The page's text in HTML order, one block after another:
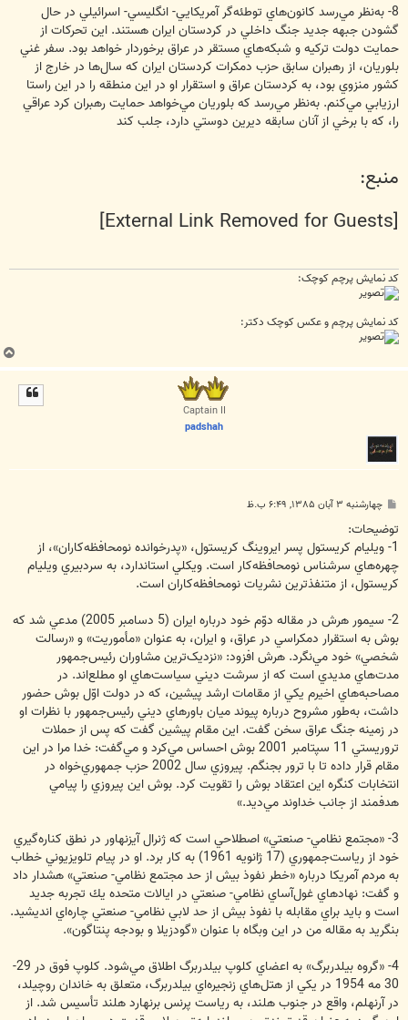
8- به‌نظر مي‌رسد کانون‌هاي توطئه‌گر آمريکايي- انگليسي- اسرائيلي در حال
گشودن جبهه جديد جنگ داخلي در کردستان ايران هستند. اين تحرکات از
حمايت دولت ترکيه و شبکه‌هاي مستقر در عراق برخوردار خواهد بود. سفر غني
بلوريان، از رهبران سابق حزب دمکرات کردستان ايران که سال‌ها در خارج از
کشور منزوي بود، به کردستان عراق و استقرار او در اين منطقه را در اين راستا
ارزيابي مي‌کنم. به‌نظر مي‌رسد که بلوريان مي‌خواهد حمايت رهبران کرد عراقي
را، که با برخي از آنان سابقه ديرين دوستي دارد، جلب کند
منبع:
کد نمایش پرچم کوچک:
کد نمایش پرچم و عکس کوچک دکتر:
ب
ا
Captain II
padshah
پ
ت
چهارشنبه ۳ آبان ۱۳۸۵, ۶:۴۹ ب.ظ
توضيحات:
1- ويليام کريستول پسر ايروينگ کريستول، «پدرخوانده نومحافظه‌کاران»، از
چهره‌هاي سرشناس نومحافظه‌کار است. ويکلي استاندارد، به سردبيري ويليام
کريستول، از متنفذترين نشريات نومحافظه‌کاران است.
2- سيمور هرش در مقاله دوّم خود درباره ايران (5 دسامبر 2005) مدعي شد که
بوش به استقرار دمکراسي در عراق، و ايران، به عنوان «مأموريت» و «رسالت
شخصي» خود مي‌نگرد. هرش افزود: «نزديک‌ترين مشاوران رئيس‌جمهور
مدت‌هاي مديدي است که از سرشت ديني سياست‌هاي او مطلع‌اند. در
مصاحبه‌هاي اخيرم يکي از مقامات ارشد پيشين، که در دولت اوّل بوش حضور
داشت، به‌طور مشروح درباره پيوند ميان باورهاي ديني رئيس‌جمهور با نظرات او
در زمينه جنگ عراق سخن گفت. اين مقام پيشين گفت که پس از حملات
تروريستي 11 سپتامبر 2001 بوش احساس مي‌کرد و مي‌گفت: خدا مرا در اين
مقام قرار داده تا با ترور بجنگم. پيروزي سال 2002 حزب جمهوري‌خواه در
انتخابات کنگره اين اعتقاد بوش را تقويت کرد. بوش اين پيروزي را پيامي
هدفمند از جانب خداوند مي‌ديد.»
3- «مجتمع نظامي- صنعتي» اصطلاحي است که ژنرال آيزنهاور در نطق کناره‌گيري
خود از رياست‌جمهوري (17 ژانويه 1961) به کار برد. او در پيام تلويزيوني خطاب
به مردم آمريكا درباره «خطر نفوذ بيش از حد مجتمع نظامي- صنعتي» هشدار داد
و گفت: نهادهاي غول‌آساي نظامي- صنعتي در ايالات متحده يك تجربه جديد
است و بايد براي مقابله با نفوذ بيش از حد لابي نظامي- صنعتي چاره‌اي انديشيد.
بنگريد به مقاله من در اين وبگاه با عنوان «گودزيلا و بودجه پنتاگون».
4- «گروه بيلدربرگ» به اعضاي کلوپ بيلدربرگ اطلاق مي‌شود. کلوپ فوق در 29-
30 مه 1954 در يکي از هتل‌هاي زنجيره‌اي بيلدربرگ، متعلق به خاندان روچيلد،
در آرنهلم، واقع در جنوب هلند، به رياست پرنس برنهارد هلند تأسيس شد. از